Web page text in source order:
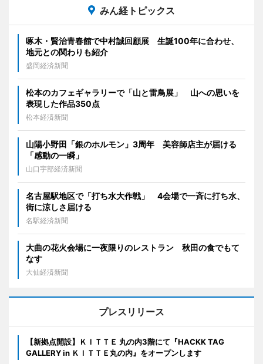
みん経トピックス
啄木・賢治青春館で中村誠回顧展 生誕100年に合わせ、
地元との関わりも紹介
盛岡経済新聞
松本のカフェギャラリーで「山と雷鳥展」 山への思いを
表現した作品350点
松本経済新聞
山陽小野田「銀のホルモン」3周年 美容師店主が届ける
「感動の一瞬」
山口宇部経済新聞
名古屋駅地区で「打ち水大作戦」 4会場で一斉に打ち水、
街に涼しさ届ける
名駅経済新聞
大曲の花火会場に一夜限りのレストラン 秋田の食でもて
なす
大仙経済新聞
プレスリリース
【新拠点開設】ＫＩＴＴＥ 丸の内3階にて『HACKK TAG
GALLERY in ＫＩＴＴＥ丸の内』をオープンします